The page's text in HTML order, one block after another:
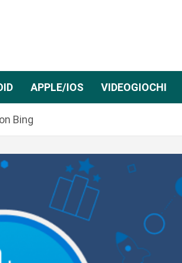
APPLE/IOS VIDEOGIOCHI
Bing